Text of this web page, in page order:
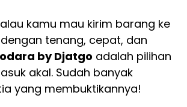
kamu mau kirim barang ke
tenang, cepat, dan
by Djatgo adalah pilihan
akal. Sudah banyak
yang membuktikannya!